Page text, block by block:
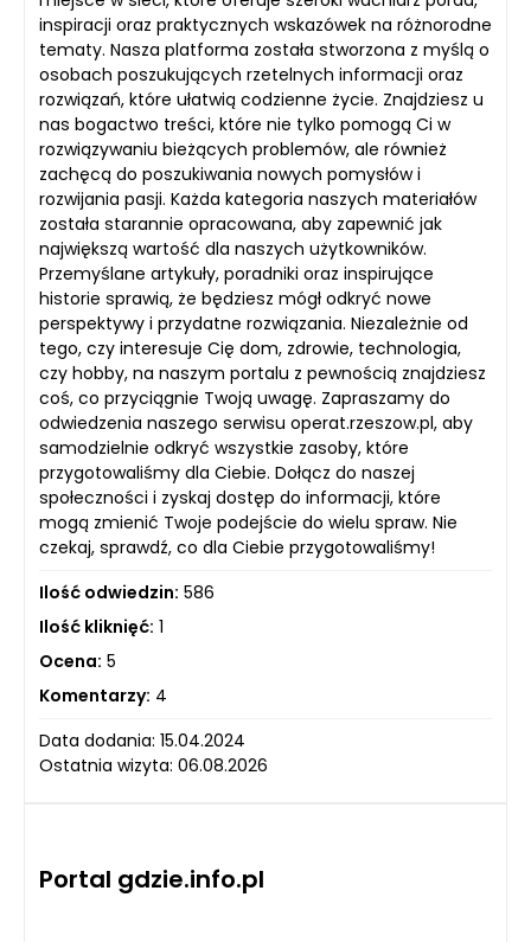
inspiracji oraz praktycznych wskazówek na różnorodne
tematy. Nasza platforma została stworzona z myślą o
osobach poszukujących rzetelnych informacji oraz
rozwiązań, które ułatwią codzienne życie. Znajdziesz u
nas bogactwo treści, które nie tylko pomogą Ci w
rozwiązywaniu bieżących problemów, ale również
zachęcą do poszukiwania nowych pomysłów i
rozwijania pasji. Każda kategoria naszych materiałów
została starannie opracowana, aby zapewnić jak
największą wartość dla naszych użytkowników.
Przemyślane artykuły, poradniki oraz inspirujące
historie sprawią, że będziesz mógł odkryć nowe
perspektywy i przydatne rozwiązania. Niezależnie od
tego, czy interesuje Cię dom, zdrowie, technologia,
czy hobby, na naszym portalu z pewnością znajdziesz
coś, co przyciągnie Twoją uwagę. Zapraszamy do
odwiedzenia naszego serwisu operat.rzeszow.pl, aby
samodzielnie odkryć wszystkie zasoby, które
przygotowaliśmy dla Ciebie. Dołącz do naszej
społeczności i zyskaj dostęp do informacji, które
mogą zmienić Twoje podejście do wielu spraw. Nie
czekaj, sprawdź, co dla Ciebie przygotowaliśmy!
Ilość odwiedzin: 586
Ilość kliknięć: 1
Ocena: 5
Komentarzy: 4
Data dodania: 15.04.2024
Ostatnia wizyta: 06.08.2026
Portal gdzie.info.pl